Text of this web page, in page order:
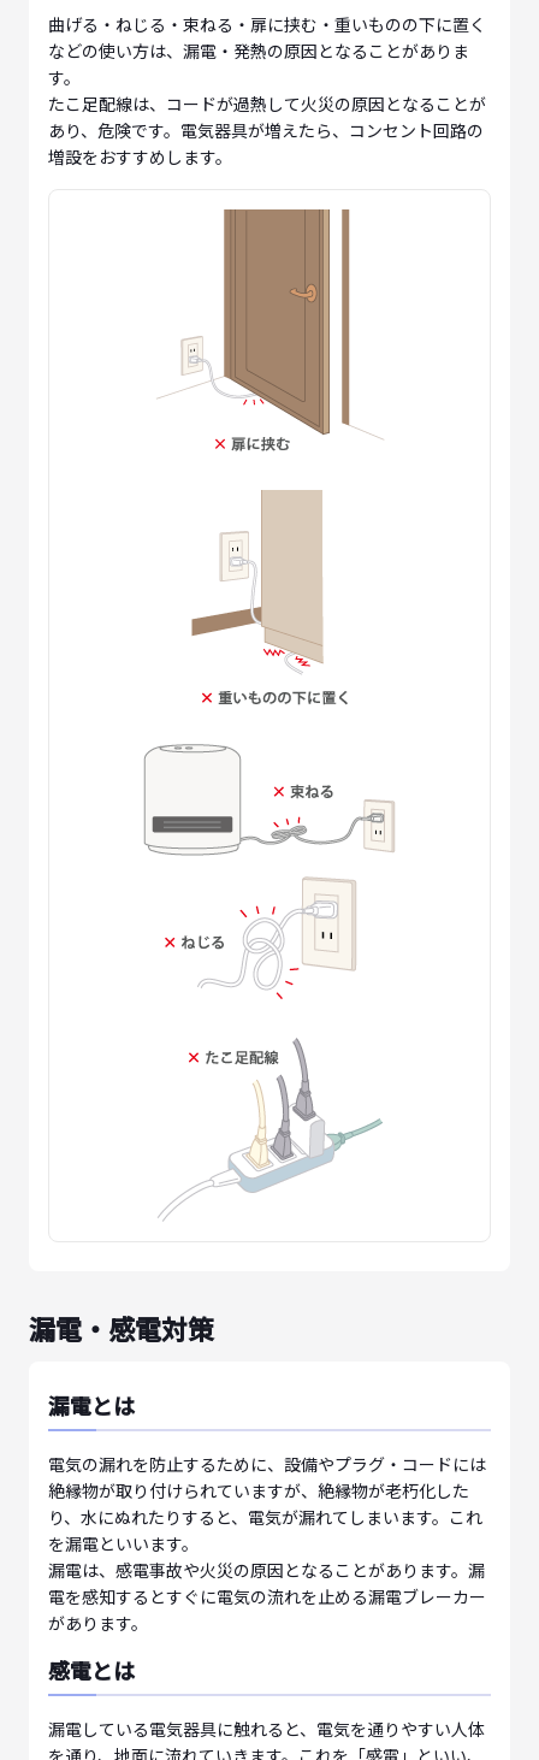
曲げる・ねじる・束ねる・扉に挟む・重いものの下に置く
などの使い方は、漏電・発熱の原因となることがありま
す。
たこ足配線は、コードが過熱して火災の原因となることが
あり、危険です。電気器具が増えたら、コンセント回路の
増設をおすすめします。
漏電・感電対策
漏電とは
電気の漏れを防止するために、設備やプラグ・コードには
絶縁物が取り付けられていますが、絶縁物が老朽化した
り、水にぬれたりすると、電気が漏れてしまいます。これ
を漏電といいます。
漏電は、感電事故や火災の原因となることがあります。漏
電を感知するとすぐに電気の流れを止める漏電ブレーカー
があります。
感電とは
漏電している電気器具に触れると、電気を通りやすい人体